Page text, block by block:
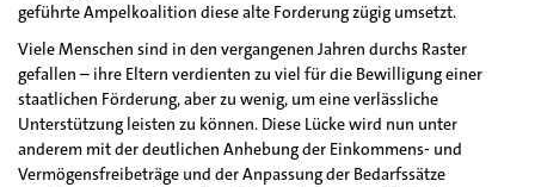
geführte Ampelkoalition diese alte Forderung zügig umsetzt.
Viele Menschen sind in den vergangenen Jahren durchs Raster
gefallen – ihre Eltern verdienten zu viel für die Bewilligung einer
staatlichen Förderung, aber zu wenig, um eine verlässliche
Unterstützung leisten zu können. Diese Lücke wird nun unter
anderem mit der deutlichen Anhebung der Einkommens- und
Vermögensfreibeträge und der Anpassung der Bedarfssätze